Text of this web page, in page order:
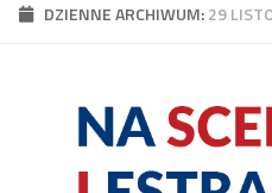
DZIENNE ARCHIWUM:29